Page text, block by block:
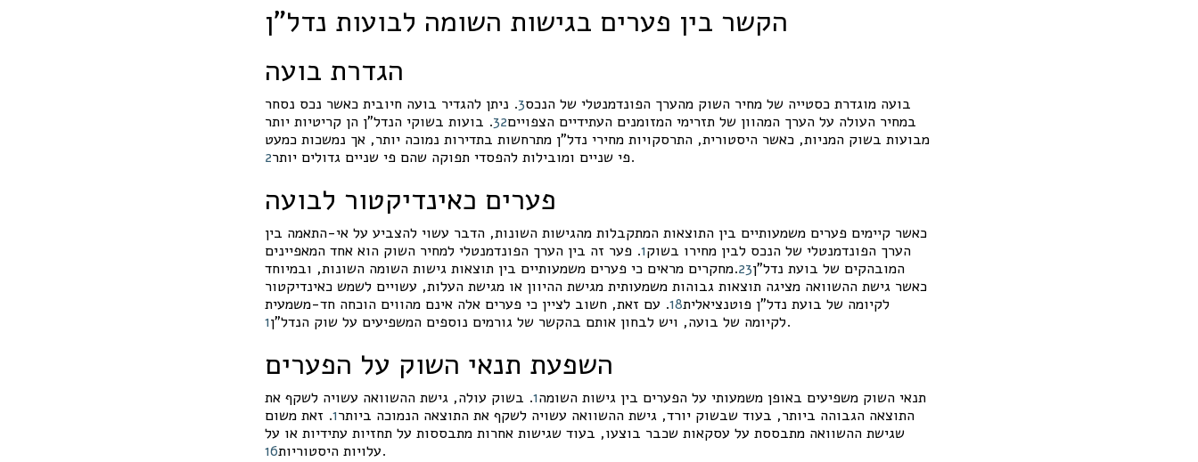
הקשר בין פערים בגישות השומה לבועות נדל"ן
הגדרת בועה
בועה מוגדרת כסטייה של מחיר השוק מהערך הפונדמנטלי של הנכס3. ניתן להגדיר בועה חיובית כאשר נכס נסחר
במחיר העולה על הערך המהוון של תזרימי המזומנים העתידיים הצפויים 32 . בועות בשוקי הנדל"ן הן קריטיות יותר
מבועות בשוק המניות, כאשר היסטורית, התרסקויות מחירי נדל"ן מתרחשות בתדירות נמוכה יותר, אך נמשכות כמעט
פי שניים ומובילות להפסדי תפוקה שהם פי שניים גדולים יותר2 .
פערים כאינדיקטור לבועה
כאשר קיימים פערים משמעותיים בין התוצאות המתקבלות מהגישות השונות, הדבר עשוי להצביע על אי-התאמה בין
הערך הפונדמנטלי של הנכס לבין מחירו בשוק1. פער זה בין הערך הפונדמנטלי למחיר השוק הוא אחד המאפיינים
המובהקים של בועת נדל"ן 23 .מחקרים מראים כי פערים משמעותיים בין תוצאות גישות השומה השונות, ובמיוחד
כאשר גישת ההשוואה מציגה תוצאות גבוהות משמעותית מגישת ההיוון או מגישת העלות, עשויים לשמש כאינדיקטור
לקיומה של בועת נדל"ן פוטנציאלית 18 . עם זאת, חשוב לציין כי פערים אלה אינם מהווים הוכחה חד-משמעית
לקיומה של בועה, ויש לבחון אותם בהקשר של גורמים נוספים המשפיעים על שוק הנדל"ן1 .
השפעת תנאי השוק על הפערים
תנאי השוק משפיעים באופן משמעותי על הפערים בין גישות השומה1. בשוק עולה, גישת ההשוואה עשויה לשקף את
התוצאה הגבוהה ביותר, בעוד שבשוק יורד, גישת ההשוואה עשויה לשקף את התוצאה הנמוכה ביותר1. זאת משום
שגישת ההשוואה מתבססת על עסקאות שכבר בוצעו, בעוד שגישות אחרות מתבססות על תחזיות עתידיות או על
עלויות היסטוריות 16 .